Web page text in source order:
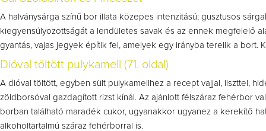
A halványsárga színű bor illata közepes intenzitású; gusztusos
kiegyensúlyozottságát a lendületes savak és az ennek megfelelő
gyantás, vajas jegyek építik fel, amelyek egy irányba terelik a bort.
Dióval töltött pulykamell (71. oldal)
A dióval töltött, egyben sült pulykamellhez a recept vajjal, liszttel,
zöldborsóval gazdagított rizst kínál. Az ajánlott félszáraz fehérbor
borban található maradék cukor, ugyanakkor ugyanez a kerekítő
alkoholtartalmú száraz fehérborral is.